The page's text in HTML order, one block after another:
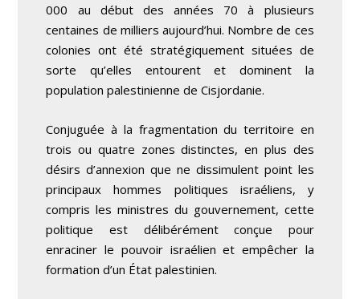
000 au début des années 70 à plusieurs
centaines de milliers aujourd’hui. Nombre de ces
colonies ont été stratégiquement situées de
sorte qu’elles entourent et dominent la
population palestinienne de Cisjordanie.
Conjuguée à la fragmentation du territoire en
trois ou quatre zones distinctes, en plus des
désirs d’annexion que ne dissimulent point les
principaux hommes politiques israéliens, y
compris les ministres du gouvernement, cette
politique est délibérément conçue pour
enraciner le pouvoir israélien et empêcher la
formation d’un État palestinien.